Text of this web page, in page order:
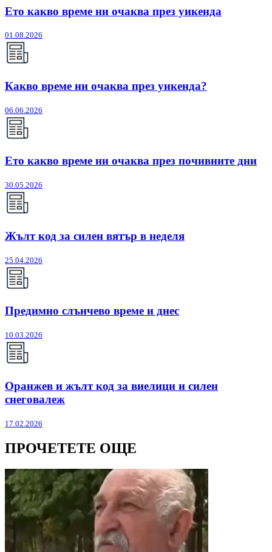
Ето какво време ни очаква през уикенда
01.08.2026
Какво време ни очаква през уикенда?
06.06.2026
Ето какво време ни очаква през почивните дни
30.05.2026
Жълт код за силен вятър в неделя
25.04.2026
Предимно слънчево време и днес
10.03.2026
Оранжев и жълт код за виелици и силен
снеговалеж
17.02.2026
ПРОЧЕТЕТЕ ОЩЕ